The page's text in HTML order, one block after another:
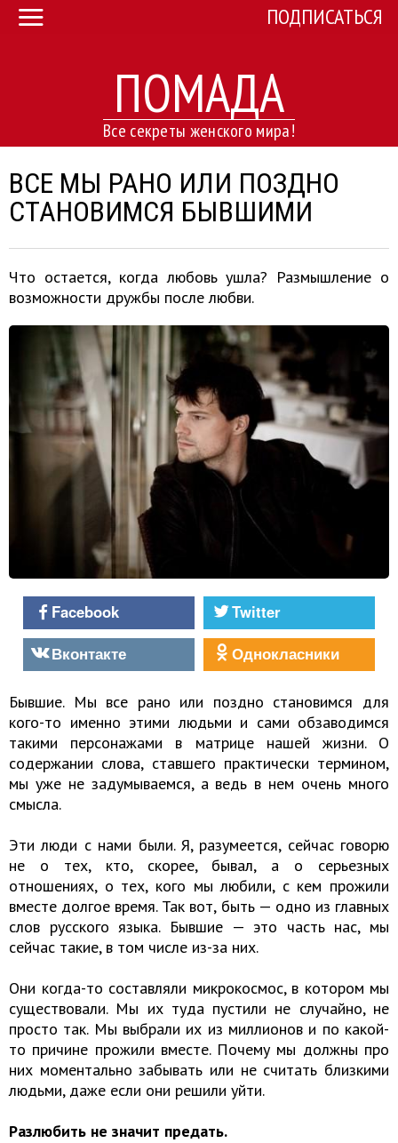
ПОМАДА
Все секреты женского мира!
ПОДПИСАТЬСЯ
ВСЕ МЫ РАНО ИЛИ ПОЗДНО
СТАНОВИМСЯ БЫВШИМИ
Что остается, когда любовь ушла? Размышление о
возможности дружбы после любви.
Facebook
Twitter
Вконтакте
Однокласники
Бывшие. Мы все рано или поздно становимся для
кого-то именно этими людьми и сами обзаводимся
такими персонажами в матрице нашей жизни. О
содержании слова, ставшего практически термином,
мы уже не задумываемся, а ведь в нем очень много
смысла.
Эти люди с нами были. Я, разумеется, сейчас говорю
не о тех, кто, скорее, бывал, а о серьезных
отношениях, о тех, кого мы любили, с кем прожили
вместе долгое время. Так вот, быть — одно из главных
слов русского языка. Бывшие — это часть нас, мы
сейчас такие, в том числе из-за них.
Они когда-то составляли микрокосмос, в котором мы
существовали. Мы их туда пустили не случайно, не
просто так. Мы выбрали их из миллионов и по какой-
то причине прожили вместе. Почему мы должны про
них моментально забывать или не считать близкими
людьми, даже если они решили уйти.
Разлюбить не значит предать.